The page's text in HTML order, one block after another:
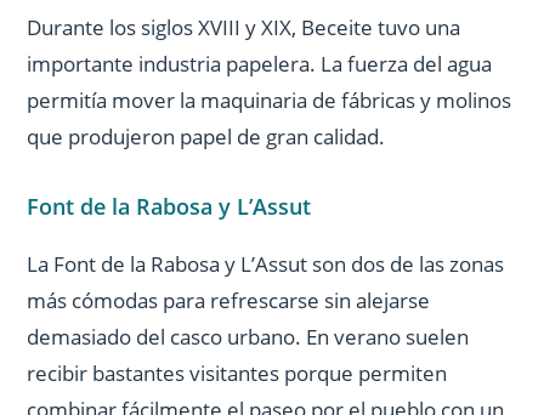
Durante los siglos XVIII y XIX, Beceite tuvo una
importante industria papelera. La fuerza del agua
permitía mover la maquinaria de fábricas y molinos
que produjeron papel de gran calidad.
Font de la Rabosa y L’Assut
La Font de la Rabosa y L’Assut son dos de las zonas
más cómodas para refrescarse sin alejarse
demasiado del casco urbano. En verano suelen
recibir bastantes visitantes porque permiten
combinar fácilmente el paseo por el pueblo con un